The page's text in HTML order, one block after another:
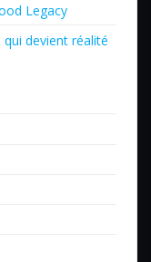
Legacy
qui devient réalité